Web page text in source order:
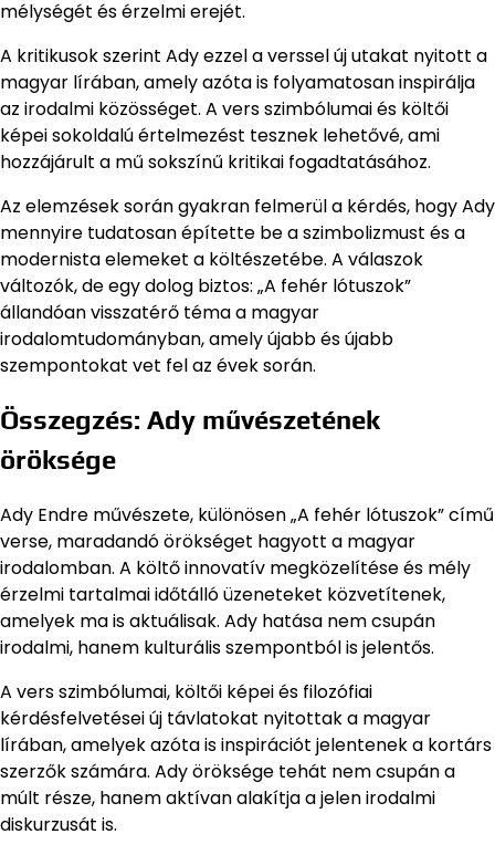
mélységét és érzelmi erejét.
A kritikusok szerint Ady ezzel a verssel új utakat nyitott a
magyar lírában, amely azóta is folyamatosan inspirálja
az irodalmi közösséget. A vers szimbólumai és költői
képei sokoldalú értelmezést tesznek lehetővé, ami
hozzájárult a mű sokszínű kritikai fogadtatásához.
Az elemzések során gyakran felmerül a kérdés, hogy Ady
mennyire tudatosan építette be a szimbolizmust és a
modernista elemeket a költészetébe. A válaszok
változók, de egy dolog biztos: „A fehér lótuszok”
állandóan visszatérő téma a magyar
irodalomtudományban, amely újabb és újabb
szempontokat vet fel az évek során.
Összegzés: Ady művészetének
öröksége
Ady Endre művészete, különösen „A fehér lótuszok” című
verse, maradandó örökséget hagyott a magyar
irodalomban. A költő innovatív megközelítése és mély
érzelmi tartalmai időtálló üzeneteket közvetítenek,
amelyek ma is aktuálisak. Ady hatása nem csupán
irodalmi, hanem kulturális szempontból is jelentős.
A vers szimbólumai, költői képei és filozófiai
kérdésfelvetései új távlatokat nyitottak a magyar
lírában, amelyek azóta is inspirációt jelentenek a kortárs
szerzők számára. Ady öröksége tehát nem csupán a
múlt része, hanem aktívan alakítja a jelen irodalmi
diskurzusát is.